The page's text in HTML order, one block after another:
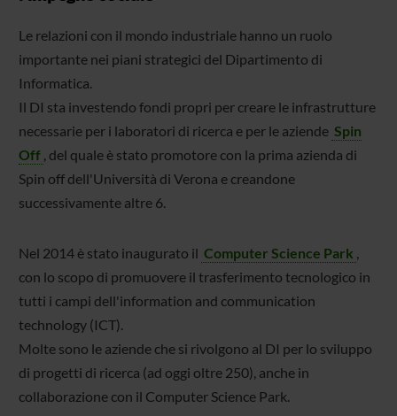
Le relazioni con il mondo industriale hanno un ruolo
importante nei piani strategici del Dipartimento di
Informatica.
Il DI sta investendo fondi propri per creare le infrastrutture
necessarie per i laboratori di ricerca e per le aziende Spin
Off , del quale è stato promotore con la prima azienda di
Spin off dell'Università di Verona e creandone
successivamente altre 6.
Nel 2014 è stato inaugurato il Computer Science Park ,
con lo scopo di promuovere il trasferimento tecnologico in
tutti i campi dell'information and communication
technology (ICT).
Molte sono le aziende che si rivolgono al DI per lo sviluppo
di progetti di ricerca (ad oggi oltre 250), anche in
collaborazione con il Computer Science Park.